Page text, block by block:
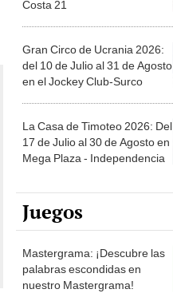
Costa 21
Gran Circo de Ucrania 2026:
del 10 de Julio al 31 de Agosto
en el Jockey Club-Surco
La Casa de Timoteo 2026: Del
17 de Julio al 30 de Agosto en
Mega Plaza - Independencia
Juegos
Mastergrama: ¡Descubre las
palabras escondidas en
nuestro Mastergrama!